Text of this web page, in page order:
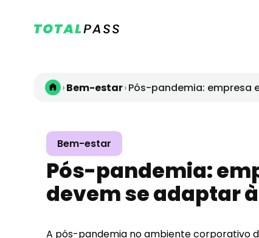
›Bem-estar›Pós-pandemia: empresa
Bem-estar
Pós-pandemia:
devem se adaptar
A pós-pandemia no ambiente corporativo